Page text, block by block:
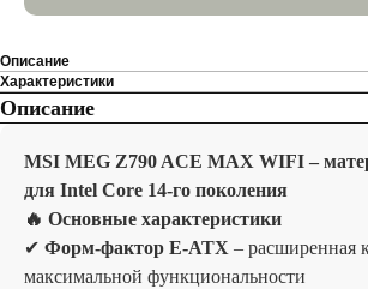
Описание
Характеристики
Описание
MSI MEG Z790 ACE MAX WIFI –
для Intel Core 14-го поколения
🔥 Основные характеристики
✔ Форм-фактор E-ATX – расширенная
максимальной функциональности